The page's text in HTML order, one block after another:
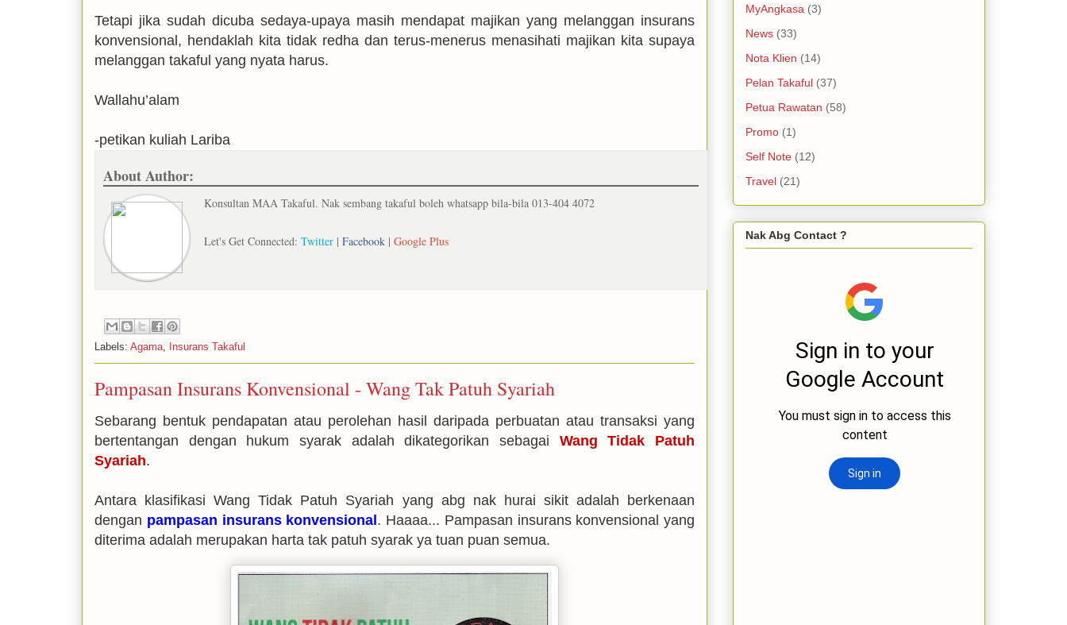
Tetapi jika sudah dicuba sedaya-upaya masih mendapat majikan yang melanggan insurans
konvensional, hendaklah kita tidak redha dan terus-menerus menasihati majikan kita supaya
melanggan takaful yang nyata harus.
Wallahu’alam
-petikan kuliah Lariba
About Author:
Konsultan MAA Takaful. Nak sembang takaful boleh whatsapp bila-bila 013-404 4072
Let's Get Connected: Twitter| Facebook| Google Plus
Labels: Agama, Insurans Takaful
Pampasan Insurans Konvensional - Wang Tak Patuh Syariah
Sebarang bentuk pendapatan atau perolehan hasil daripada perbuatan atau transaksi yang
bertentangan dengan hukum syarak adalah dikategorikan sebagai Wang Tidak Patuh
Syariah.
Antara klasifikasi Wang Tidak Patuh Syariah yang abg nak hurai sikit adalah berkenaan
dengan pampasan insurans konvensional . Haaaa... Pampasan insurans konvensional yang
diterima adalah merupakan harta tak patuh syarak ya tuan puan semua.
MyAngkasa (3)
News (33)
Nota Klien (14)
Pelan Takaful (37)
Petua Rawatan (58)
Promo (1)
Self Note (12)
Travel (21)
Nak Abg Contact ?